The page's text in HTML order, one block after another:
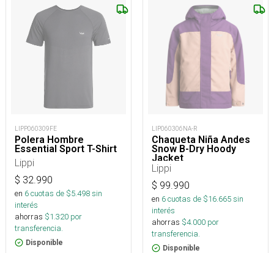
LIPP060309FE
Polera Hombre
Essential Sport T-Shirt
Lippi
$ 32.990
en 6cuotas de $5.498sin
interés
ahorras $1.320 por
transferencia.
Disponible
LIP060306NA-R
Chaqueta Niña Andes
Snow B-Dry Hoody
Jacket
Lippi
$ 99.990
en 6cuotas de $16.665sin
interés
ahorras $4.000 por
transferencia.
Disponible